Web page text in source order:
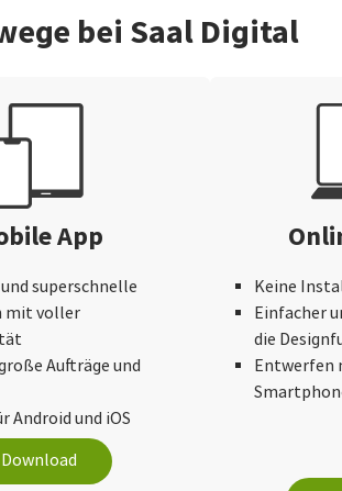
bei Saal Digital
App
superschnelle
mit voller
Aufträge und
Android und iOS
Download
Keine
Einfacher
die
Entwerfen